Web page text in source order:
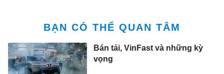
BẠN CÓ THỂ QUAN TÂM
Bán tải, VinFast và những kỳ
vọng